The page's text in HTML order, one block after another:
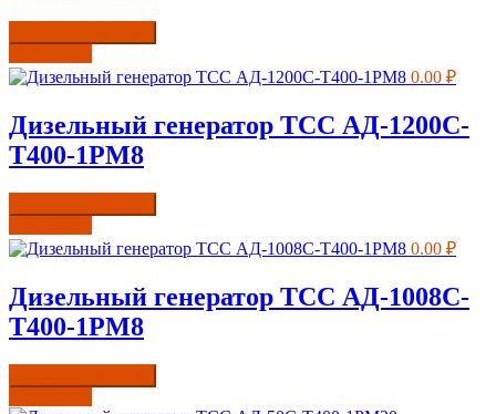
0.00 ₽
Дизельный генератор ТСС АД-1200С-
Т400-1РМ8
0.00 ₽
Дизельный генератор ТСС АД-1008С-
Т400-1РМ8